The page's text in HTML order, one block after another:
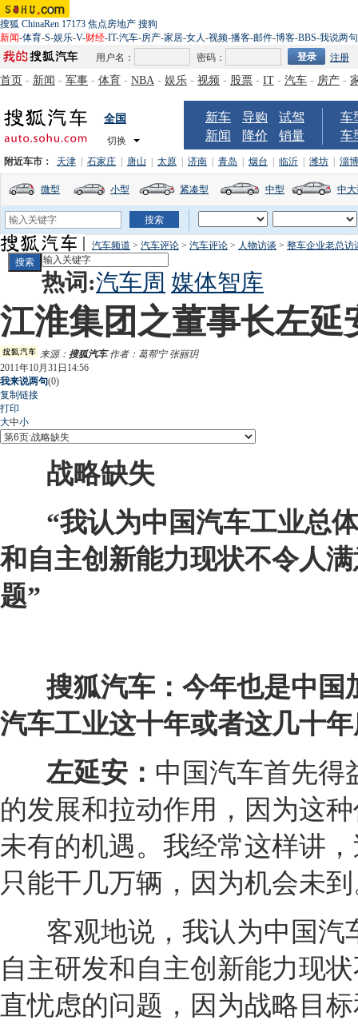
搜狐 ChinaRen 17173 焦点房地产 搜狗
新闻-体育-S-娱乐-V-财经-IT-汽车-房产-家居-女人-视频-播客-邮件-博客-BBS-我说两句
用户名：
密码： 注册
首页 - 新闻 - 军事 - 体育 - NBA - 娱乐 - 视频 - 股票 - IT - 汽车 - 房产 -
全国
切换
新车 导购
试驾
新闻
降价 销量
车
车
附近车市： 天津 石家庄 唐山 太原 济南 青岛 烟台 临沂 潍坊 淄博
微型 小型 紧凑型 中型 中
汽车频道 > 汽车评论 > 汽车评论 > 人物访谈 > 整车企业老总访
热词:汽车周 媒体智库
江淮集团之董事长左
来源： 搜狐汽车作者：葛帮宁 张丽玥
2011年10月31日14:56
我来说两句(0)
复制链接
打印
大中小
战略缺失
“我认为中国汽车工业总
和自主创新能力现状不令人
题”
搜狐汽车：今年也是中
汽车工业这十年或者这几十
左延安： 中国汽车首先得
的发展和拉动作用，因为这
未有的机遇。我经常这样讲
只能干几万辆，因为机会未
客观地说，我认为中国
自主研发和自主创新能力现
直忧虑的问题，因为战略目